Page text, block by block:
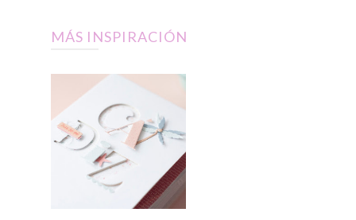
MÁS INSPIRACIÓN